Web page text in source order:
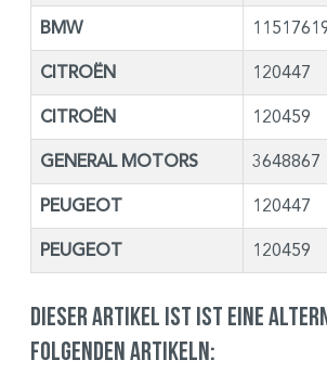
BMW
CITROËN 120447
CITROËN 120459
GENERAL MOTORS 3648867
PEUGEOT 120447
PEUGEOT 120459
Dieser Artikel ist ist eine
folgenden Artikeln: